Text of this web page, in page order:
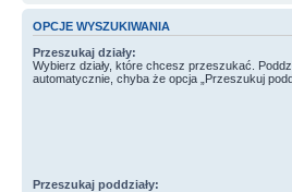
OPCJE WYSZUKIWANIA
Przeszukaj działy:
Wybierz działy, które chcesz przeszukać.
automatycznie, chyba że opcja „Przeszukuj
Przeszukaj poddziały: